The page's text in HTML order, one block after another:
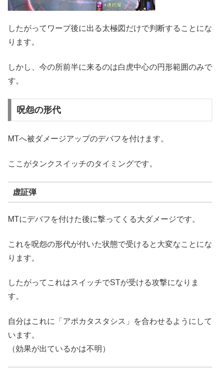
したがってワープ後に出る太極図だけで判断することにな
ります。
しかし、今の所前半に来るのは白虎中心の円形範囲のみで
す。
呪怨の形代
MTへ被ダメージアップのデバフを付けます。
ここがタンクスイッチのタイミングです。
虚証弾
MTにデバフを付けた後に撃ってくる大ダメージです。
これを呪怨の形代が付いた状態で受けると大変なことにな
ります。
したがってこれはスイッチでSTが受ける攻撃になりま
す。
自分はこれに「アポカタスタシス」を合わせるようにして
います。
（効果が出ているかは不明）